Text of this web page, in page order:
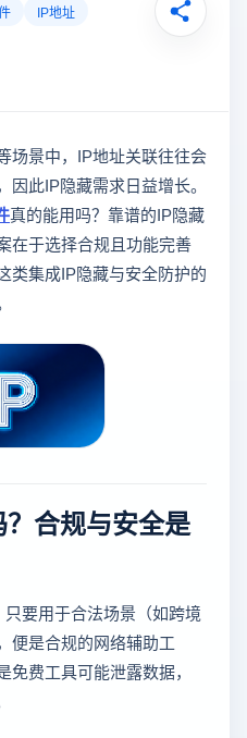
IP地址
场景中，IP地址关联往往会
此IP隐藏需求日益增长。
真的能用吗？靠谱的IP隐藏
在于选择合规且功能完善
类集成IP隐藏与安全防护的
合规与安全是
只要用于合法场景（如跨境
便是合规的网络辅助工
费工具可能泄露数据，